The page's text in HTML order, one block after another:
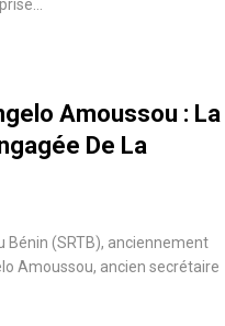
Amoussou : La
De La
Bénin (SRTB), anciennement
Amoussou, ancien secrétaire